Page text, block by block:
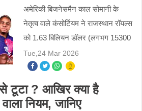
अमेरिकी बिजनेसमैन काल सोमानी के
नेतृत्व वाले कंसोर्टियम ने राजस्थान रॉयल्स
को 1.63 बिलियन डॉलर (लगभग 15300
करोड़ रुपये) में खरीद लिया है. इस भारी
भरकम राशि के साथ राजस्थान रॉयल्स
आईपीएल इतिहास की सबस
Tue,24 Mar 2026
टूटा ? आखिर क्या है
नियम, जानिए